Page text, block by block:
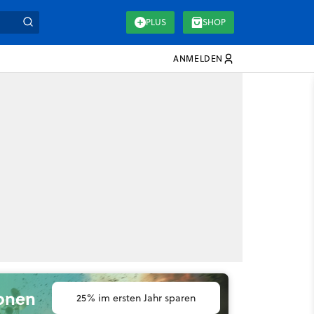
PLUS SHOP
ANMELDEN
25% im ersten Jahr sparen